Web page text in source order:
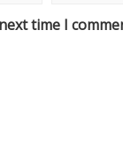
time I